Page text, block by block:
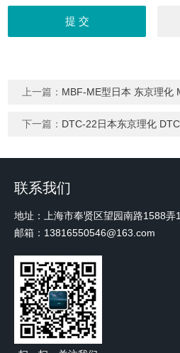
上一篇： MBF-ME型日本 东京理化
下一篇： DTC-22日本东京理化
联系我们
邮箱：13816550546@163.com